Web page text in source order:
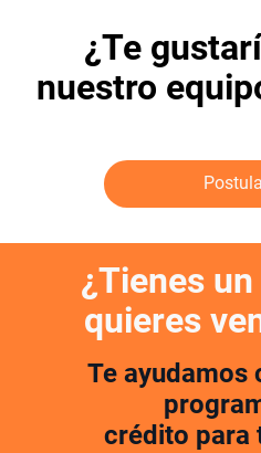
¿Te
nuestro
¿Tienes
quieres
Te ayudamos
crédito para